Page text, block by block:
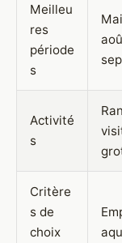
Meilleu
res
période
s
Activité
s
Critère
s de
choix